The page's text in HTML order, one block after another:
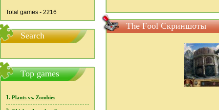
Total games - 2216
Search
Top games
1. Plants vs. Zombies
The Fool Скриншоты